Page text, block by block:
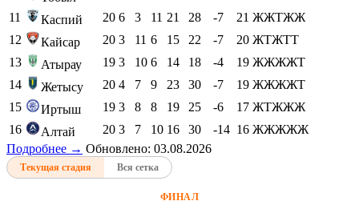
11
Каспий 20 6 3 11 21 28 -7 21 ЖЖТЖЖ
12
Кайсар 20 3 11 6 15 22 -7 20 ЖТЖТТ
13
Атырау 19 3 10 6 14 18 -4 19 ЖЖЖЖТ
14
Жетысу 20 4 7 9 23 30 -7 19 ЖЖЖЖТ
15
Иртыш 19 3 8 8 19 25 -6 17 ЖТЖЖЖ
16
Алтай 20 3 7 10 16 30 -14 16 ЖЖЖЖЖ
Подробнее → Обновлено: 03.08.2026
Текущая стадия Вся сетка
ФИНАЛ